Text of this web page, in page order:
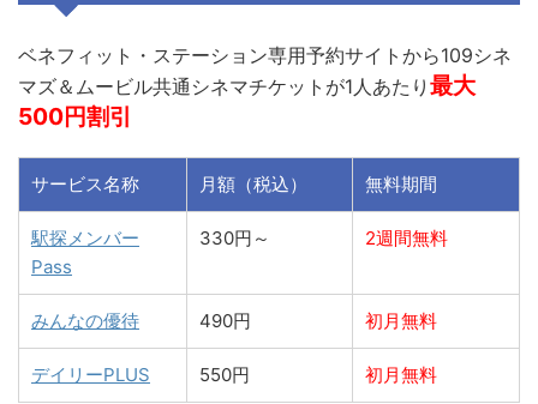
ベネフィット・ステーション専用予約サイトから109シネ
マズ＆ムービル共通シネマチケットが1人あたり 最大
500円割引
サービス名称 月額（税込） 無料期間
駅探メンバー
Pass
330円～ 2週間無料
みんなの優待 490円 初月無料
デイリーPLUS 550円 初月無料